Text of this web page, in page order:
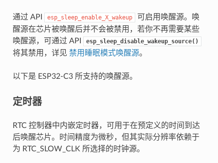
通过 API esp_sleep_enable_X_wakeup
可启用唤醒源。唤
醒源在芯片被唤醒后并不会被禁用，若你不再需要某些
唤醒源，可通过 API
esp_sleep_disable_wakeup_source()
将其禁用，详见 禁用睡眠模式唤醒源。
以下是 ESP32-C3 所支持的唤醒源。
定时器
RTC 控制器中内嵌定时器，可用于在预定义的时间到达
后唤醒芯片。时间精度为微秒，但其实际分辨率依赖于
为 RTC_SLOW_CLK 所选择的时钟源。